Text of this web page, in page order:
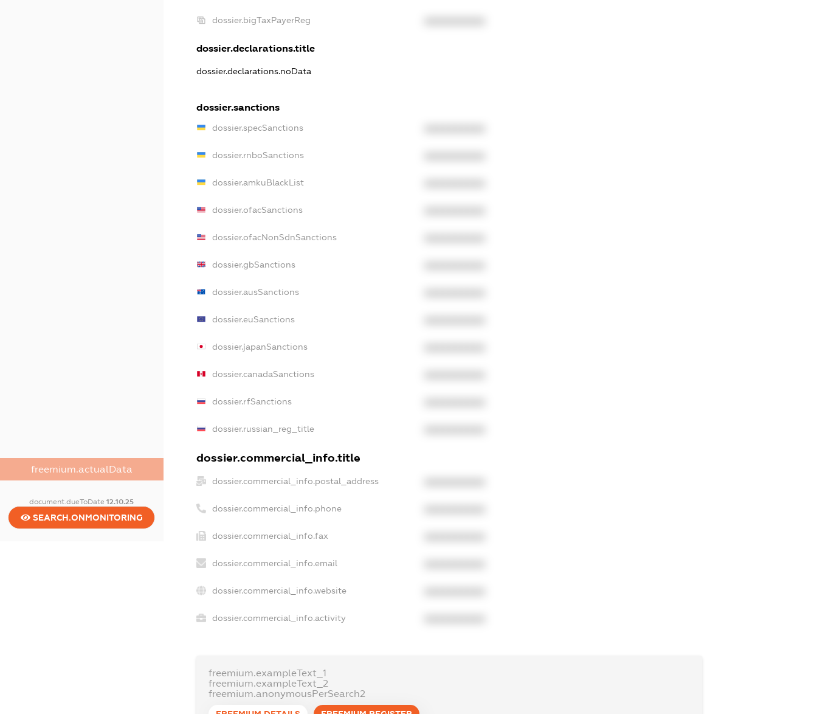
freemium.actualData
document.dueToDate12.10.25
SEARCH.ONMONITORING
dossier.bigTaxPayerReg
dossier.declarations.title
dossier.declarations.noData
dossier.sanctions
dossier.specSanctions
dossier.rnboSanctions
dossier.amkuBlackList
dossier.ofacSanctions
dossier.ofacNonSdnSanctions
dossier.gbSanctions
dossier.ausSanctions
dossier.euSanctions
dossier.japanSanctions
dossier.canadaSanctions
dossier.rfSanctions
dossier.russian_reg_title
dossier.commercial_info.title
dossier.commercial_info.postal_address
dossier.commercial_info.phone
dossier.commercial_info.fax
dossier.commercial_info.email
dossier.commercial_info.website
dossier.commercial_info.activity
freemium.exampleText_1
freemium.exampleText_2
freemium.anonymousPerSearch2